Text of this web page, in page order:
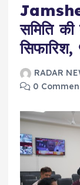
समिति
RADAR
0